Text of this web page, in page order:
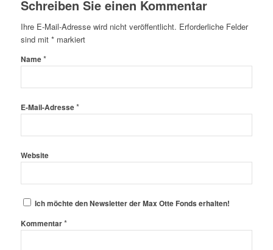
Schreiben Sie einen Kommentar
Ihre E-Mail-Adresse wird nicht veröffentlicht. Erforderliche Felder
sind mit *markiert
Name*
E-Mail-Adresse*
Website
Ich möchte den Newsletter der Max Otte Fonds erhalten!
Kommentar*